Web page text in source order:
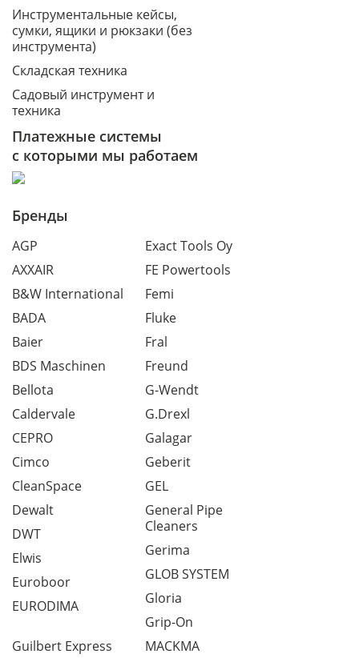
Инструментальные кейсы,
сумки, ящики и рюкзаки (без
инструмента)
Складская техника
Садовый инструмент и
техника
Платежные системы
с которыми мы работаем
Бренды
AGP
AXXAIR
B&W International
BADA
Baier
BDS Maschinen
Bellota
Caldervale
CEPRO
Cimco
CleanSpace
Dewalt
DWT
Elwis
Euroboor
EURODIMA
Exact Tools Oy
FE Powertools
Femi
Fluke
Fral
Freund
G-Wendt
G.Drexl
Galagar
Geberit
GEL
General Pipe
Cleaners
Gerima
GLOB SYSTEM
Gloria
Grip-On
Guilbert Express
MACKMA